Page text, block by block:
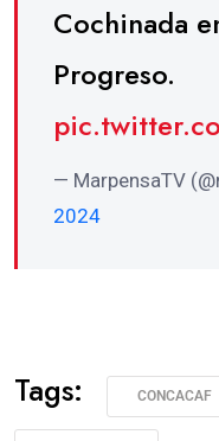
Cochinada
Progreso.
— MarpensaTV
2024
Tags: CONCACAF